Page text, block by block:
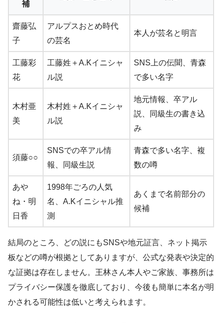
補
齋藤弘
子
アルプスおとめ時代
の芸名
本人が芸名と明言
工藤彩
花
工藤姓＋A.Kイニシャ
ル説
SNS上の伝聞、青森
で多い名字
木村亜
美
木村姓＋A.Kイニシャ
ル説
地元情報、卒アル
説、同級生の書き込
み
須藤○○
SNSでの卒アル情
報、同級生説
青森で多い名字、複
数の噂
あや
ね・明
日香
1998年ごろの人気
名、A.Kイニシャル推
測
あくまで名前部分の
候補
結局のところ、どの説にもSNSや地元証言、ネット掲示
板などの噂が根拠としてありますが、公式な発表や決定的
な証拠は存在しません。王林さん本人やご家族、事務所は
プライバシー保護を徹底しており、今後も簡単に本名が明
かされる可能性は低いと考えられます。